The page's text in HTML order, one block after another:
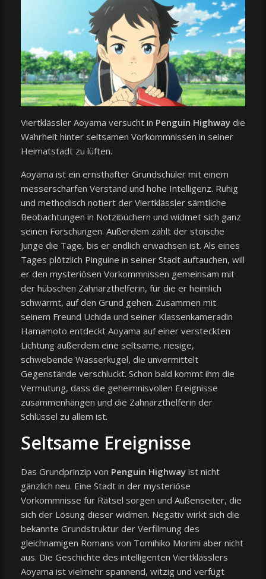
Viertklässler Aoyama versucht in Penguin Highwaydie
Wahrheit hinter seltsamen Vorkommnissen in seiner
Heimatstadt zu lüften.
Aoyama ist ein ernsthafter Grundschüler mit einem
messerscharfen Verstand und hohe Intelligenz. Ruhig
und methodisch notiert der Viertklässler sämtliche
Beobachtungen in Notzibüchern und widmet sich ganz
seinen Forschungen. Außerdem zählt der stoische
Junge die Tage, bis er endlich erwachsen ist. Als eines
Tages plötzlich Pinguine in seiner Stadt auftauchen, will
er den mysteriösen Vorkommnissen gemeinsam mit
der hübschen Zahnarzthelferin, für die er heimlich
schwärmt, auf den Grund gehen. Zusammen mit
seinem Freund Uchida und seiner Klassenkameradin
Hamamoto entdeckt Aoyama auf einer versteckten
Lichtung außerdem eine seltsame, riesige,
schwebende Wasserkugel, die unvermittelt
Gegenstände verschluckt. Schon bald kommt ihm die
Vermutung, dass die geheimnisvollen Ereignisse
zusammenhängen und die Zahnarzthelferin der
Schlüssel zu allem ist.
Seltsame Ereignisse
Das Grundprinzip von Penguin Highwayist nicht
gänzlich neu. Eine Stadt in der mysteriöse
Vorkommnisse für Rätsel sorgen und Außenseiter, die
sich der Lösung dieser widmen. Negativ wirkt sich die
bekannte Grundstruktur der Verfilmung des
gleichnamigen Romans von Tomihiko Morimi aber nicht
aus. Die Geschichte des intelligenten Viertklässlers
Aoyama ist vielmehr spannend, witzig und verfügt